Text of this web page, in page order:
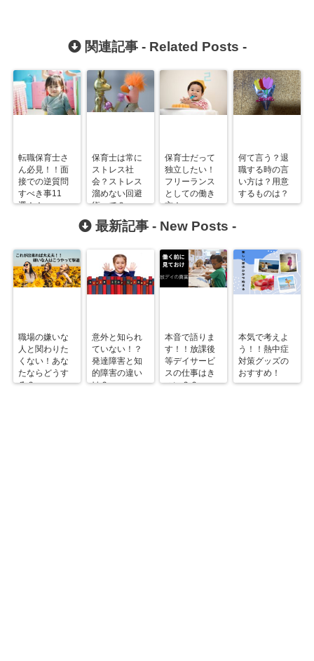
関連記事 - Related Posts -
転職保育士さ
ん必見！！面
接での逆質問
すべき事11
選！！
保育士は常に
ストレス社
会？ストレス
溜めない回避
術って？
保育士だって
独立したい！
フリーランス
としての働き
方！
何て言う？退
職する時の言
い方は？用意
するものは？
最新記事 - New Posts -
職場の嫌いな
人と関わりた
くない！あな
たならどうす
る？
意外と知られ
ていない！？
発達障害と知
的障害の違い
は？
本音で語りま
す！！放課後
等デイサービ
スの仕事はき
つい？？
本気で考えよ
う！！熱中症
対策グッズの
おすすめ！